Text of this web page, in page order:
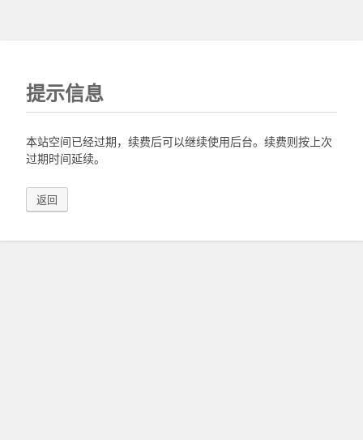
提示信息
本站空间已经过期，续费后可以继续使用后台。续费则按上次
过期时间延续。
返回